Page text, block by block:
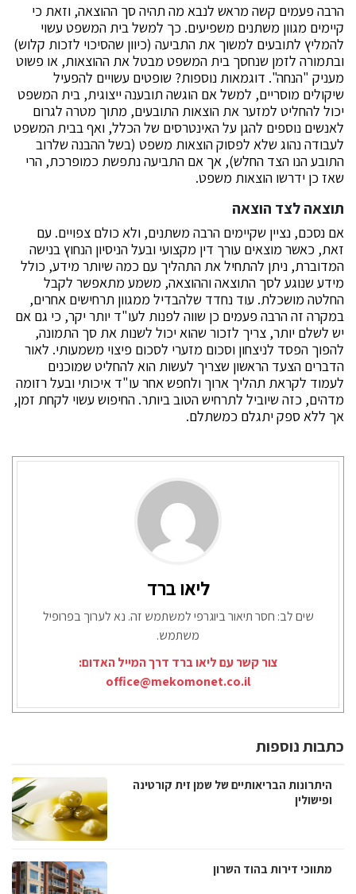
הרבה פעמים קשה מראש לנבא מה תהיה סך ההוצאה, וזאת כי
קיימים מגוון משתנים משפיעים. כך למשל בית המשפט עשוי
להמליץ לתובעים למשוך את התביעה (כיוון שהסיכוי לזכות קלוש)
ובתמורה לזמן שנחסך בית המשפט מבטל את ההוצאות, או פשוט
מעניק "הנחה". דוגמאות נוספות? שופטים עשויים להפעיל
שיקולים מוסריים, למשל אם הוגשה תובענה ייצוגית, בית המשפט
יכול להחליט למזער את הוצאות התובעים, מתוך מטרה לגרום
לאנשים נוספים להגן על האינטרסים של הכלל, ואף בבית המשפט
לעבודה נהוג שלא לפסוק הוצאות משפט (בשל ההבנה שלרוב
התובע הנו הצד החלש), אך אם התביעה נתפשת כמופרכת, הרי
שאז כן ידרשו הוצאות משפט.
תוצאה לצד הוצאה
אם נסכם, נציין שקיימים הרבה משתנים, ולא כולם צפויים. עם
זאת, כאשר מוצאים עורך דין מקצועי ובעל הניסיון הנחוץ בנישה
המדוברת, ניתן להתחיל את התהליך עם כמה שיותר מידע, כולל
מידע שנוגע לסך התוצאה וההוצאה, משמע מתאפשר לקבל
החלטה מושכלת. עוד נחדד שלהבדיל ממגוון תרחישים אחרים,
במקרה זה הרבה פעמים כן שווה לפנות לעו"ד יותר יקר, כי גם אם
יש לשלם יותר, צריך לזכור שהוא יכול לשנות את סך התמונה,
להפוך הפסד לניצחון וסכום מזערי לסכום פיצוי משמעותי. לאור
הדברים הצעד הראשון שצריך לעשות הוא להחליט שמוכנים
לעמוד לקראת תהליך ארוך ולחפש אחר עו"ד איכותי ובעל רזומה
מדהים, כזה שיוביל לתרחיש הטוב ביותר. החיפוש עשוי לקחת זמן,
אך ללא ספק יתגלם כמשתלם.
ליאו ברד
שים לב: חסר תיאור ביוגרפי למשתמש זה. נא לערוך בפרופיל
משתמש.
צור קשר עם ליאו ברד דרך המייל האדום:
office@mekomonet.co.il
כתבות נוספות
היתרונות הבריאותיים של שמן זית קורטינה
ופישולין
מתווכי דירות בהוד השרון